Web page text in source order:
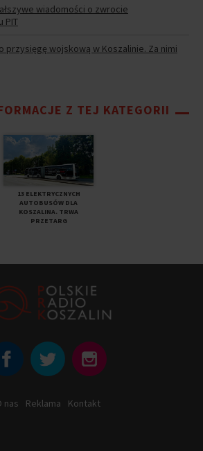
wiadomości o zwrocie
PIT
przysięgę wojskową w Koszalinie. Za nimi
Z TEJ KATEGORII
13 ELEKTRYCZNYCH
AUTOBUSÓW DLA
KOSZALINA. TRWA
PRZETARG
nas Reklama Kontakt